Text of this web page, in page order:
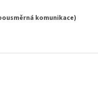
komunikace)